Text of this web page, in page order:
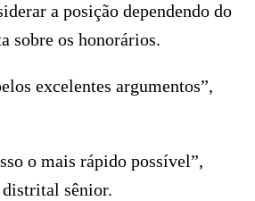
a posição dependendo do
sobre os honorários.
excelentes argumentos”,
o mais rápido possível”,
sênior.